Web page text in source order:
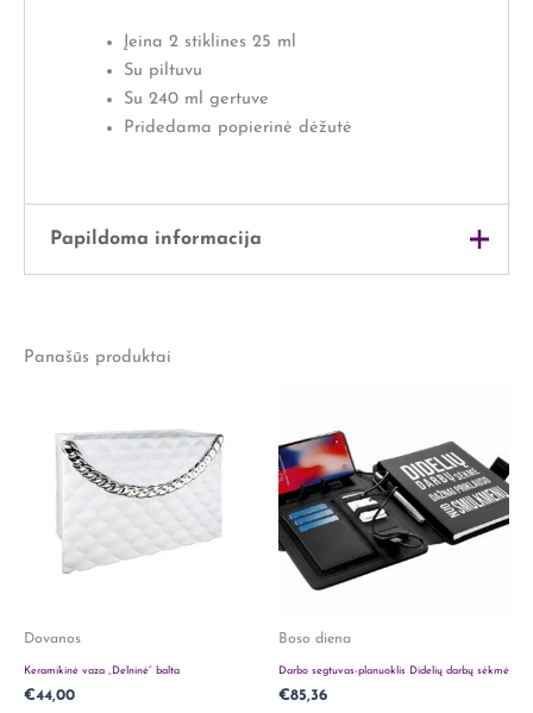
Įeina 2 stiklines 25 ml
Su piltuvu
Su 240 ml gertuve
Pridedama popierinė dėžutė
Papildoma informacija
Išmatavimai
Panašūs produktai
Dovanos
Keramikinė vaza „Delninė” balta
€44,00
Boso diena
Darbo segtuvas-planuoklis Didelių darbų sėkmė
€85,36